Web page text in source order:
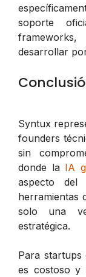
soporte
desarrollar
Syntux
founders
sin
donde la IA
aspecto del
herramientas
solo una
estratégica.
Para startups
es costoso y